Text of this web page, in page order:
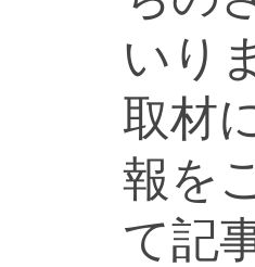
いり
取材
報を
て記